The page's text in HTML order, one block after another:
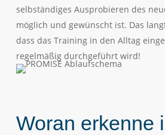
selbständiges Ausprobieren des
möglich und gewünscht ist. Das
dass das Training in den Alltag
regelmäßig durchgeführt wird!
Woran erkenne